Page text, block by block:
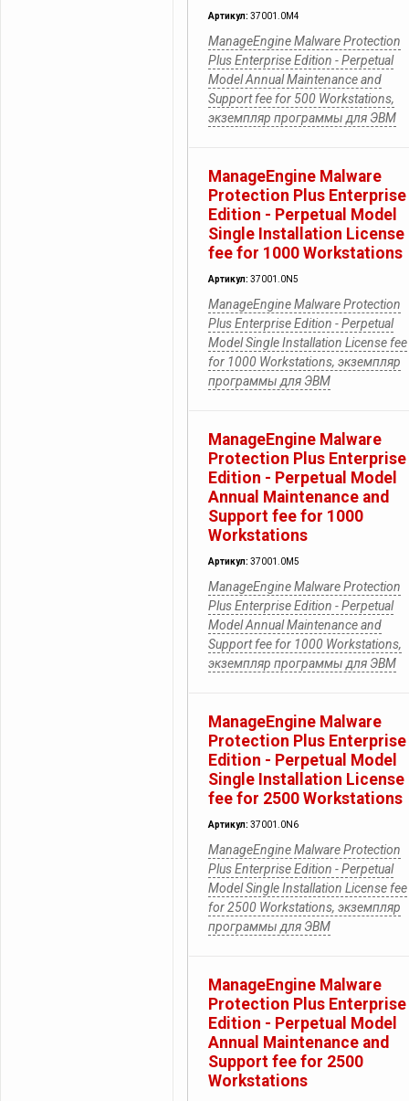
Артикул: 37001.0M4
ManageEngine Malware Protection
Plus Enterprise Edition - Perpetual
Model Annual Maintenance and
Support fee for 500 Workstations,
экземпляр программы для ЭВМ
ManageEngine Malware
Protection Plus Enterprise
Edition - Perpetual Model
Single Installation License
fee for 1000 Workstations
Артикул: 37001.0N5
ManageEngine Malware Protection
Plus Enterprise Edition - Perpetual
Model Single Installation License fee
for 1000 Workstations, экземпляр
программы для ЭВМ
ManageEngine Malware
Protection Plus Enterprise
Edition - Perpetual Model
Annual Maintenance and
Support fee for 1000
Workstations
Артикул: 37001.0M5
ManageEngine Malware Protection
Plus Enterprise Edition - Perpetual
Model Annual Maintenance and
Support fee for 1000 Workstations,
экземпляр программы для ЭВМ
ManageEngine Malware
Protection Plus Enterprise
Edition - Perpetual Model
Single Installation License
fee for 2500 Workstations
Артикул: 37001.0N6
ManageEngine Malware Protection
Plus Enterprise Edition - Perpetual
Model Single Installation License fee
for 2500 Workstations, экземпляр
программы для ЭВМ
ManageEngine Malware
Protection Plus Enterprise
Edition - Perpetual Model
Annual Maintenance and
Support fee for 2500
Workstations